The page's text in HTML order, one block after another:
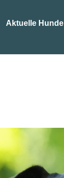
Aktuelle Hunde